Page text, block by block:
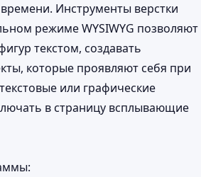
Инструменты верстки
режиме WYSIWYG позволяют
текстом, создавать
которые проявляют себя при
или графические
в страницу всплывающие